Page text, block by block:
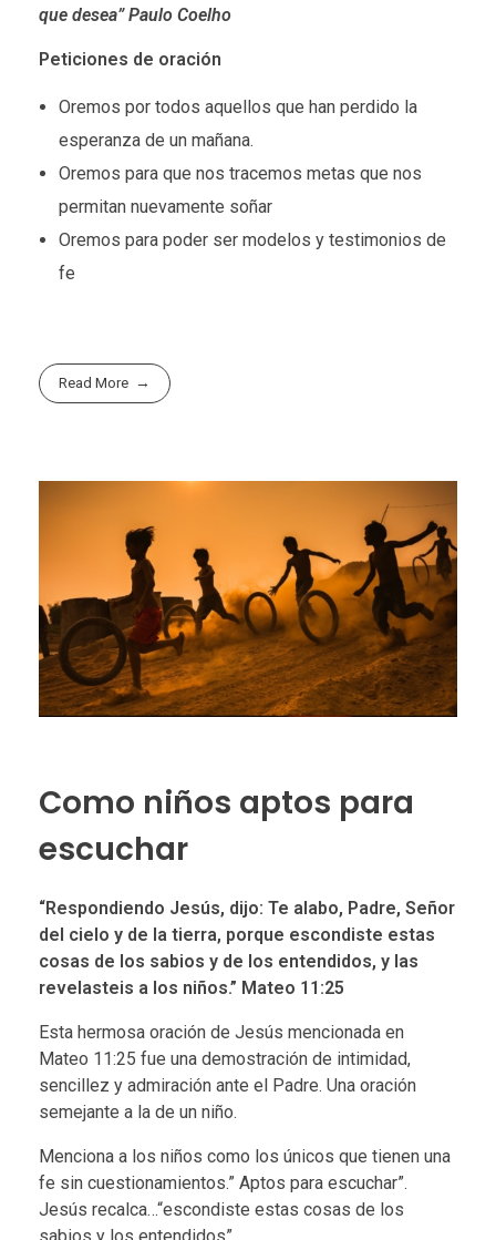
que desea” Paulo Coelho
Peticiones de oración
Oremos por todos aquellos que han perdido la
esperanza de un mañana.
Oremos para que nos tracemos metas que nos
permitan nuevamente soñar
Oremos para poder ser modelos y testimonios de
fe
Read More
Como niños aptos para
escuchar
“Respondiendo Jesús, dijo: Te alabo, Padre, Señor
del cielo y de la tierra, porque escondiste estas
cosas de los sabios y de los entendidos, y las
revelasteis a los niños.” Mateo 11:25
Esta hermosa oración de Jesús mencionada en
Mateo 11:25 fue una demostración de intimidad,
sencillez y admiración ante el Padre. Una oración
semejante a la de un niño.
Menciona a los niños como los únicos que tienen una
fe sin cuestionamientos.” Aptos para escuchar”.
Jesús recalca…“escondiste estas cosas de los